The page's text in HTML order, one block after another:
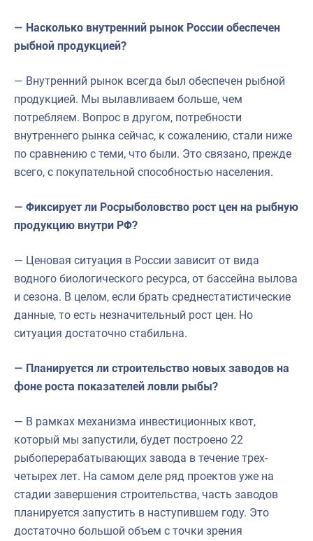
— Насколько внутренний рынок России обеспечен
рыбной продукцией?
— Внутренний рынок всегда был обеспечен рыбной
продукцией. Мы вылавливаем больше, чем
потребляем. Вопрос в другом, потребности
внутреннего рынка сейчас, к сожалению, стали ниже
по сравнению с теми, что были. Это связано, прежде
всего, с покупательной способностью населения.
— Фиксирует ли Росрыболовство рост цен на рыбную
продукцию внутри РФ?
— Ценовая ситуация в России зависит от вида
водного биологического ресурса, от бассейна вылова
и сезона. В целом, если брать среднестатистические
данные, то есть незначительный рост цен. Но
ситуация достаточно стабильна.
— Планируется ли строительство новых заводов на
фоне роста показателей ловли рыбы?
— В рамках механизма инвестиционных квот,
который мы запустили, будет построено 22
рыбоперерабатывающих завода в течение трех-
четырех лет. На самом деле ряд проектов уже на
стадии завершения строительства, часть заводов
планируется запустить в наступившем году. Это
достаточно большой объем с точки зрения